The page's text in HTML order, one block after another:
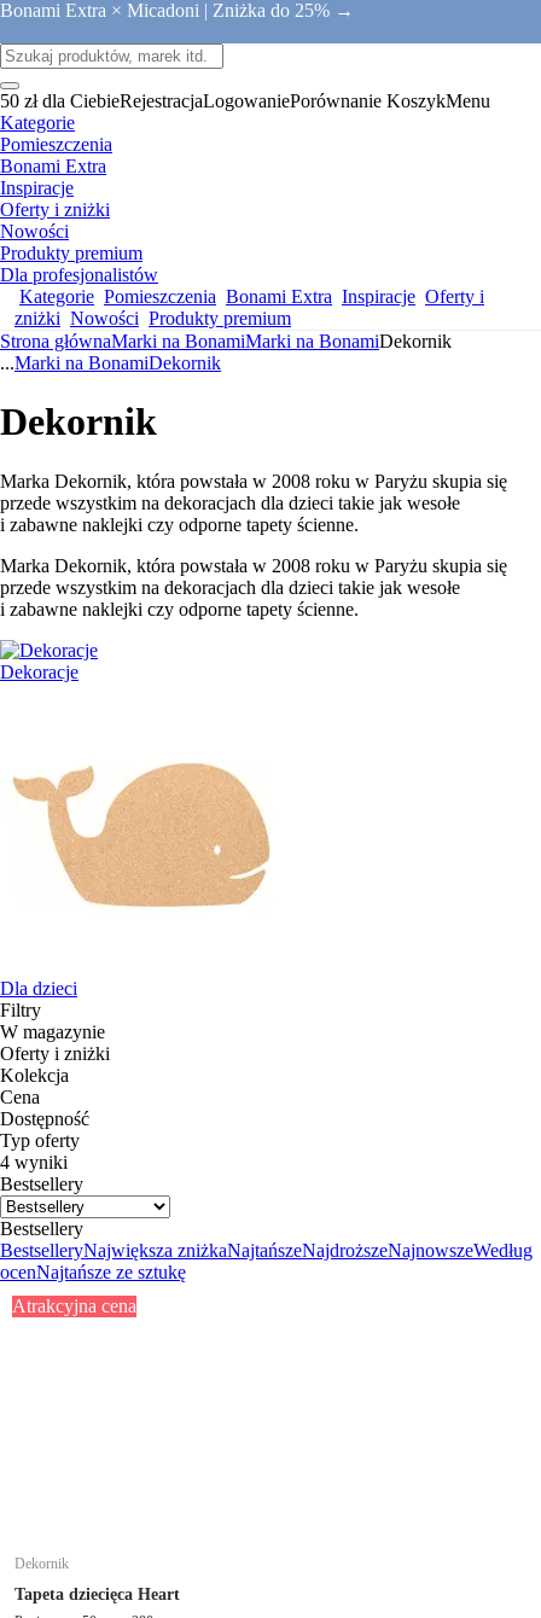
Bonami Extra × Micadoni | Zniżka do 25% →
50 zł dla CiebieRejestracjaLogowaniePorównanie KoszykMenu
Kategorie
Pomieszczenia
Bonami Extra
Inspiracje
Oferty i zniżki
Nowości
Produkty premium
Dla profesjonalistów
Kategorie Pomieszczenia Bonami Extra Inspiracje Oferty i
zniżki Nowości Produkty premium
Strona głównaMarki na BonamiMarki na BonamiDekornik
...Marki na BonamiDekornik
Dekornik
Marka Dekornik, która powstała w 2008 roku w Paryżu skupia się
przede wszystkim na dekoracjach dla dzieci takie jak wesołe
i zabawne naklejki czy odporne tapety ścienne.
Marka Dekornik, która powstała w 2008 roku w Paryżu skupia się
przede wszystkim na dekoracjach dla dzieci takie jak wesołe
i zabawne naklejki czy odporne tapety ścienne.
Dekoracje
Dla dzieci
Filtry
W magazynie
Oferty i zniżki
Kolekcja
Cena
Dostępność
Typ oferty
4 wyniki
Bestsellery
Bestsellery
BestselleryNajwiększa zniżkaNajtańszeNajdroższeNajnowszeWedług
ocenNajtańsze ze sztukę
Atrakcyjna cena
Dekornik
Tapeta dziecięca Heart